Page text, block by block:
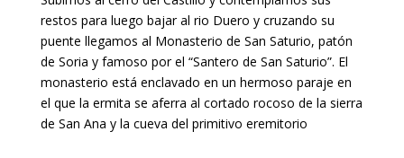
restos para luego bajar al rio Duero y cruzando su
puente llegamos al Monasterio de San Saturio, patón
de Soria y famoso por el “Santero de San Saturio”. El
monasterio está enclavado en un hermoso paraje en
el que la ermita se aferra al cortado rocoso de la sierra
de San Ana y la cueva del primitivo eremitorio